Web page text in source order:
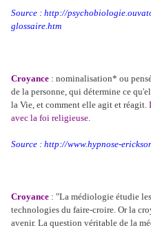
Source : http://
glossaire.htm
Croyance : nominalisation* ou
de la personne, qui détermine ce
la Vie, et comment elle agit et réagit.
avec la foi religieuse.
Source : http://www.hypnose-
Croyance : "La médiologie étudie
technologies du faire-croire. Or la
avenir. La question véritable de la